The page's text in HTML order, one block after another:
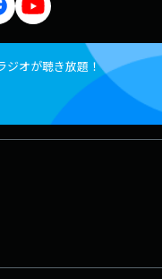
ジオが聴き放題！